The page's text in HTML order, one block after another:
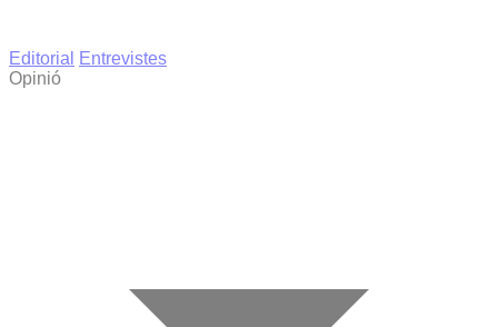
Editorial
Entrevistes
Opinió